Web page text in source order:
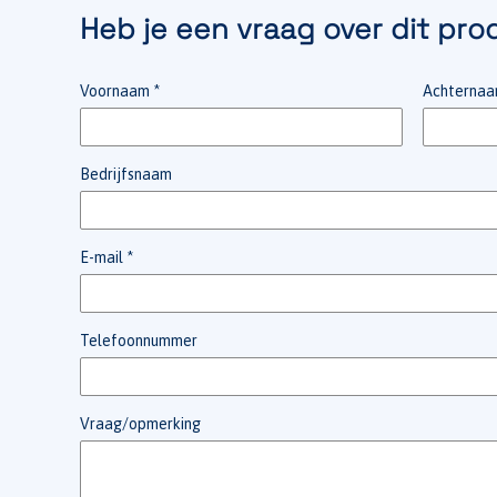
Heb je een vraag over dit